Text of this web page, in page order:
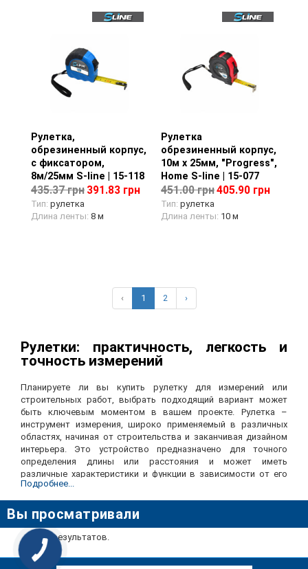
Просмотр товара
Рулетка,
обрезиненный корпус,
с фиксатором,
8м/25мм S-line | 15-118
435.37 грн 391.83 грн
Тип: рулетка
Длина ленты: 8 м
Просмотр товара
Рулетка
обрезиненный корпус,
10м х 25мм, "Progress",
Home S-line | 15-077
451.00 грн405.90 грн
Тип: рулетка
Длина ленты: 10 м
‹ 1 2 ›
Рулетки: практичность, легкость и
точность измерений
Планируете ли вы купить рулетку для измерений или
строительных работ, выбрать подходящий вариант может
быть ключевым моментом в вашем проекте. Рулетка –
инструмент измерения, широко применяемый в различных
областях, начиная от строительства и заканчивая дизайном
интерьера. Это устройство предназначено для точного
определения длины или расстояния и может иметь
различные характеристики и функции в зависимости от его
назначения.
Строение и материалы рулетки
Рулетка для измерения состоит из корпуса, металлической
ленты и механизма блокировки. Корпус, обычно,
изготавливается из прочного и ударопрочного пластика или
Подробнее...
Вы просматривали
Нет результатов.